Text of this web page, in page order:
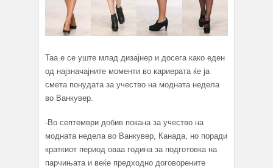
Taa e се уште млад дизајнер и досега како еден
од најзначајните моменти во кариерата ќе ја
сметa понудата за учество на модната недела
во Ванкувер.
-Во септември добив покана за учество на
модната недела во Ванкувер, Канада, но поради
краткиот период оваа година за подготовка на
парчињата и веќе предходно договорените